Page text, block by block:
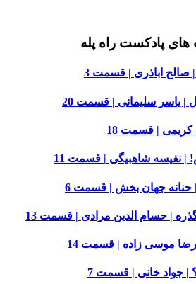
پادکست راه پله
صالح اباذری | قسمت 3
| یاسر سلیمانی | قسمت 20
کریمی | قسمت 18
نفیسه شاهبیگی | قسمت 11
جهان بخش | قسمت 6
| حسام الدین مرادی | قسمت 13
موسی زاده | قسمت 14
| جواد خانی | قسمت 7